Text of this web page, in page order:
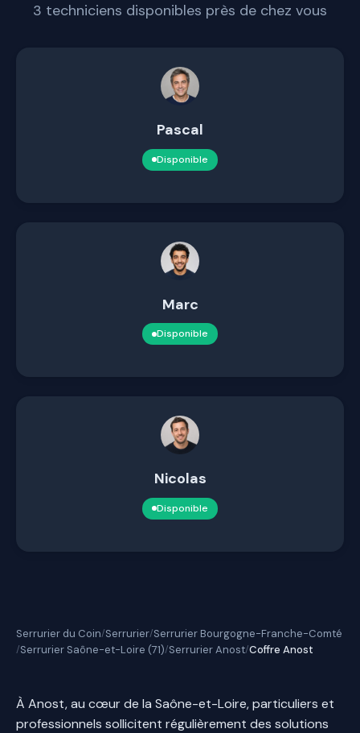
3 techniciens disponibles près de chez vous
Pascal
Disponible
Marc
Disponible
Nicolas
Disponible
Serrurier du Coin/Serrurier/Serrurier Bourgogne-Franche-Comté
/Serrurier Saône-et-Loire (71)/Serrurier Anost/Coffre Anost
À Anost, au cœur de la Saône-et-Loire, particuliers et
professionnels sollicitent régulièrement des solutions